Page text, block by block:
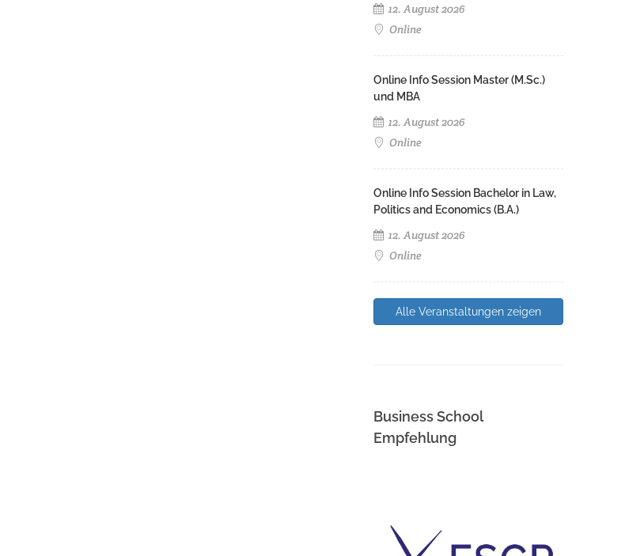
12. August 2026
Online
Online Info Session Master (M.Sc.)
und MBA
12. August 2026
Online
Online Info Session Bachelor in Law,
Politics and Economics (B.A.)
12. August 2026
Online
Alle Veranstaltungen zeigen
Business School
Empfehlung